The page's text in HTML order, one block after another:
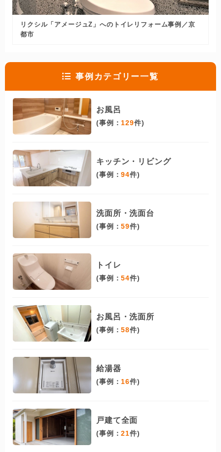
リクシル「アメージュZ」へのトイレリフォーム事例／京
都市
事例カテゴリー一覧
お風呂
(事例： 129件)
キッチン・リビング
(事例：94件)
洗面所・洗面台
(事例：59件)
トイレ
(事例：54件)
お風呂・洗面所
(事例：58件)
給湯器
(事例： 16件)
戸建て全面
(事例：21件)